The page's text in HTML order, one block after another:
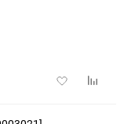
Добавить